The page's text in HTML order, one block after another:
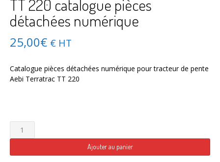
TT 220 catalogue pièces
détachées numérique
25,00€ € HT
Catalogue pièces détachées numérique pour tracteur de pente
Aebi Terratrac TT 220
quantité
de
de
Ajouter au panier